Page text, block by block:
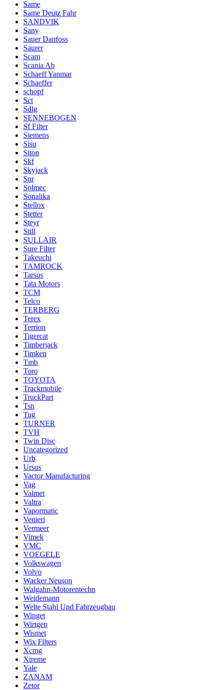
Same
Same Deutz Fahr
SANDVIK
Sany
Sauer Danfoss
Saurer
Scam
Scania Ab
Schaeff Yanmar
Schaeffer
schopf
Sct
Sdlg
SENNEBOGEN
Sf Filter
Siemens
Sisu
Siton
Skf
Skyjack
Snr
Solmec
Sonalika
Stellox
Stetter
Steyr
Still
SULLAIR
Sure Filter
Takeuchi
TAMROCK
Tarsus
Tata Motors
TCM
Telco
TERBERG
Terex
Terrion
Tigercat
Timberjack
Timken
Tmb
Toro
TOYOTA
Trackmobile
TruckPart
Tsn
Tug
TURNER
TVH
Twin Disc
Uncategorized
Urb
Ursus
Vactor Manufacturing
Vag
Valmet
Valtra
Vapormatic
Venieri
Vermeer
Vimek
VMC
VOEGELE
Volkswagen
Volvo
Wacker Neuson
Walgahn-Motorentechn
Weidemann
Welte Stahl Und Fahrzeugbau
Winget
Wirtgen
Wismet
Wix Filters
Xcmg
Xtreme
Yale
ZANAM
Zetor